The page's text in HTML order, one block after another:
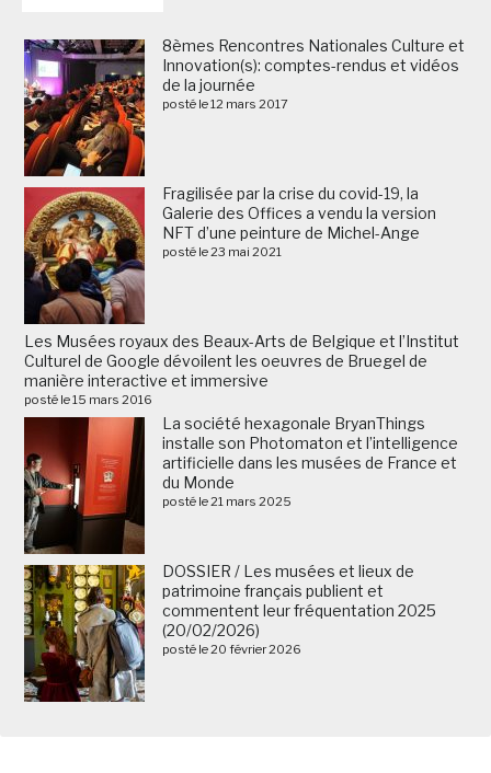
8èmes Rencontres Nationales Culture et
Innovation(s): comptes-rendus et vidéos
de la journée
posté le 12 mars 2017
Fragilisée par la crise du covid-19, la
Galerie des Offices a vendu la version
NFT d’une peinture de Michel-Ange
posté le 23 mai 2021
Les Musées royaux des Beaux-Arts de Belgique et l’Institut
Culturel de Google dévoilent les oeuvres de Bruegel de
manière interactive et immersive
posté le 15 mars 2016
La société hexagonale BryanThings
installe son Photomaton et l’intelligence
artificielle dans les musées de France et
du Monde
posté le 21 mars 2025
DOSSIER / Les musées et lieux de
patrimoine français publient et
commentent leur fréquentation 2025
(20/02/2026)
posté le 20 février 2026